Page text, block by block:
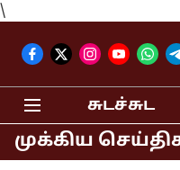
\
சுடச்சுட
முக்கிய
மட்டும்